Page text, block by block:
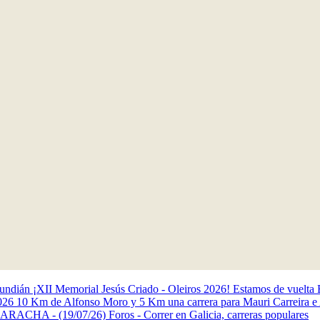
¡XII Memorial Jesús Criado - Oleiros 2026! Estamos de vuelta
10 Km de Alfonso Moro y 5 Km una carrera para Mauri Carreira
- (19/07/26) Foros - Correr en Galicia, carreras populares